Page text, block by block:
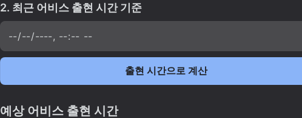
2. 최근 어비스 출현 시간 기준
출현 시간으로 계산
예상 어비스 출현 시간